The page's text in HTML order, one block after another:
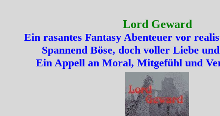
Lord Geward
Ein rasantes Fantasy Abenteuer vor
Spannend Böse, doch voller Liebe
Ein Appell an Moral, Mitgefühl und